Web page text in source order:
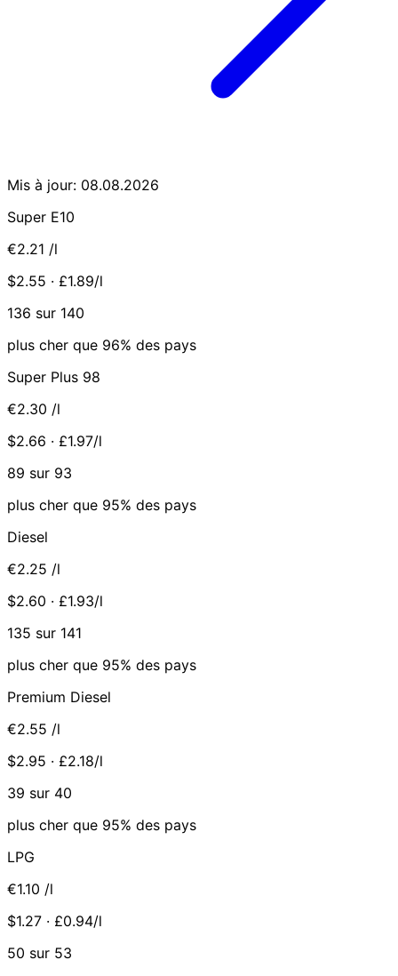
Mis à jour: 08.08.2026
Super E10
€2.21 /l
$2.55 · £1.89/l
136 sur 140
plus cher que 96% des pays
Super Plus 98
€2.30 /l
$2.66 · £1.97/l
89 sur 93
plus cher que 95% des pays
Diesel
€2.25 /l
$2.60 · £1.93/l
135 sur 141
plus cher que 95% des pays
Premium Diesel
€2.55 /l
$2.95 · £2.18/l
39 sur 40
plus cher que 95% des pays
LPG
€1.10 /l
$1.27 · £0.94/l
50 sur 53